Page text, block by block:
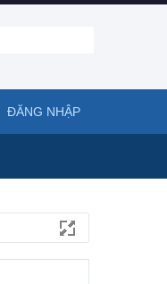
ĐĂNG NHẬP